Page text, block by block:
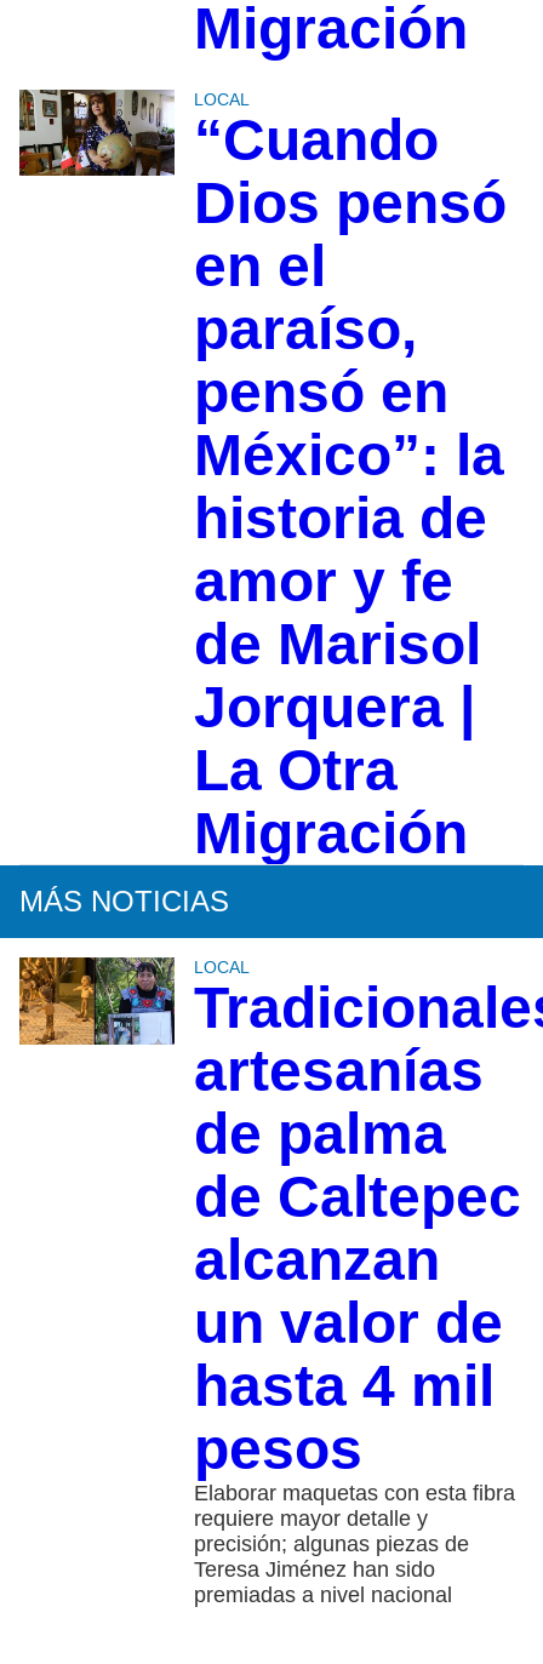
Migración
LOCAL
“Cuando
Dios pensó
en el
paraíso,
pensó en
México”: la
historia de
amor y fe
de Marisol
Jorquera |
La Otra
Migración
MÁS NOTICIAS
LOCAL
artesanías
de palma
de Caltepec
alcanzan
un valor de
hasta 4 mil
pesos
Elaborar maquetas con esta fibra
requiere mayor detalle y
precisión; algunas piezas de
Teresa Jiménez han sido
premiadas a nivel nacional